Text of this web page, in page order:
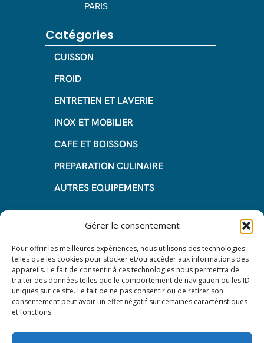
Gérer le consentement
Pour offrir les meilleures expériences, nous utilisons des technologies
telles que les cookies pour stocker et/ou accéder aux informations des
appareils. Le fait de consentir à ces technologies nous permettra de
traiter des données telles que le comportement de navigation ou les ID
uniques sur ce site. Le fait de ne pas consentir ou de retirer son
consentement peut avoir un effet négatif sur certaines caractéristiques
et fonctions.
PARIS
Catégories
CUISSON
FROID
ENTRETIEN ET LAVERIE
INOX ET MOBILIER
CAFE ET BOISSONS
PREPARATION CULINAIRE
AUTRES EQUIPEMENTS
Informations
Questions fréquentes
Les avantages de la LOA
Les étapes du leasing de matériel
de restauration